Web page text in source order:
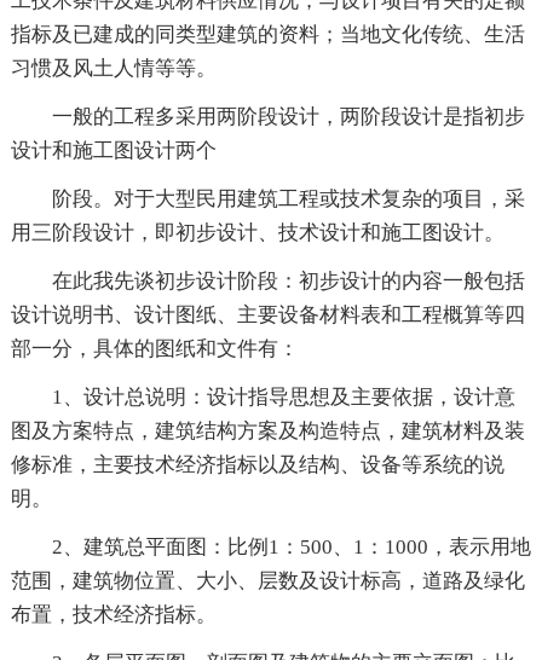
指标及已建成的同类型建筑的资料；当地文化传统、生活
习惯及风土人情等等。
一般的工程多采用两阶段设计，两阶段设计是指初步
设计和施工图设计两个
阶段。对于大型民用建筑工程或技术复杂的项目，采
用三阶段设计，即初步设计、技术设计和施工图设计。
在此我先谈初步设计阶段：初步设计的内容一般包括
设计说明书、设计图纸、主要设备材料表和工程概算等四
部一分，具体的图纸和文件有：
1、设计总说明：设计指导思想及主要依据，设计意
图及方案特点，建筑结构方案及构造特点，建筑材料及装
修标准，主要技术经济指标以及结构、设备等系统的说
明。
2、建筑总平面图：比例1：500、1：1000，表示用地
范围，建筑物位置、大小、层数及设计标高，道路及绿化
布置，技术经济指标。